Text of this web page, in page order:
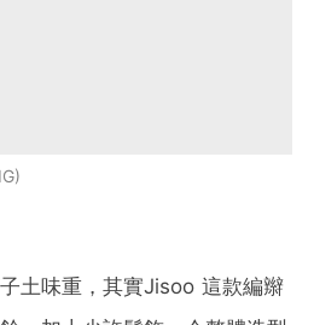
土味重，其實Jisoo 這款編辮